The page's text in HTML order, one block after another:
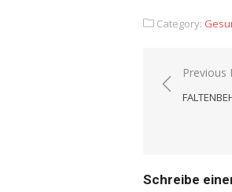
Category:
Beitrags-
Previous
Schreibe